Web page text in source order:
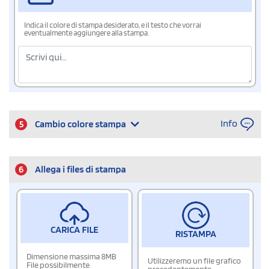
Indica il colore di stampa desiderato, e il testo che vorrai
eventualmente aggiungere alla stampa.
5 Cambio colore stampa Info
6 Allega i files di stampa
CARICA FILE
Dimensione massima 8MB
File possibilmente
RISTAMPA
Utilizzeremo un file grafico